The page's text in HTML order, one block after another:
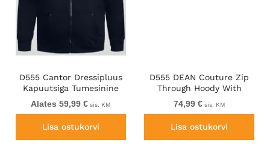
D555 Cantor Dressipluus
Kapuutsiga Tumesinine
Alates 59,99 €sis. KM
Lisa ostukorvi
D555 DEAN Couture Zip
Through Hoody With
Woven Contrast Fabric
Trim Black
74,99 €sis. KM
Lisa ostukorvi